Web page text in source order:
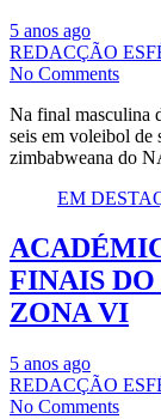
5 anos ago
REDACÇÃO
No Comments
Na final masculina
seis em voleibol de
zimbabweana do
EM
FINAIS
ZONA VI
5 anos ago
REDACÇÃO
No Comments